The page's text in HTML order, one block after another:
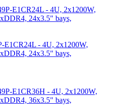
E1CR24L - 4U, 2x1200W,
24x3.5" bays,